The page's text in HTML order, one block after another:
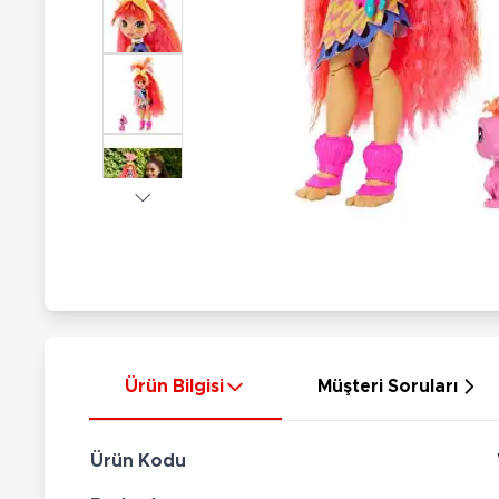
Hayvan Figürler
Çeşitli Figürler
Koleksiyon Figürler
Elektronik Ürünler
Nerf
Silahlar
Silah Setleri
Kılıç Setleri
Ok Setleri
Ürün Bilgisi Müşteri Soruları
Ürün Kodu